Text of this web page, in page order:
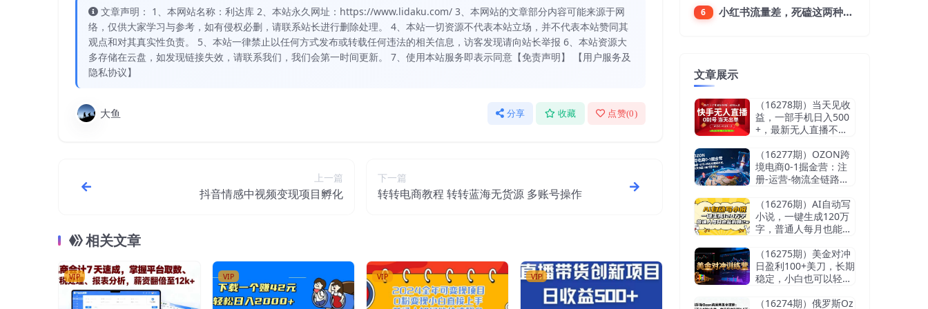
文章声明： 1、本网站名称：利达库 2、本站永久网址：https://www.lidaku.com/ 3、本网站的文章部分内容可能来源于网
络，仅供大家学习与参考，如有侵权必删，请联系站长进行删除处理。 4、本站一切资源不代表本站立场，并不代表本站赞同其
观点和对其真实性负责。 5、本站一律禁止以任何方式发布或转载任何违法的相关信息，访客发现请向站长举报 6、本站资源大
多存储在云盘，如发现链接失效，请联系我们，我们会第一时间更新。 7、使用本站服务即表示同意【免责声明】 【用户服务及
隐私协议】
大鱼 分享 收藏 点赞(0)
上一篇
抖音情感中视频变现项目孵化
下一篇
转转电商教程 转转蓝海无货源 多账号操作
相关文章
VIP VIP VIP VIP
6 小红书流量差，死磕这两种笔记就好
文章展示
（16278期）当天见收
益，一部手机日入500
+，最新无人直播不违
（16277期）OZON跨
境电商0-1掘金营：注
册-运营-物流全链路体
收8w
（16276期）AI自动写
小说，一键生成120万
字，普通人每月也能躺
（16275期）美金对冲
日盈利100+美刀，长期
稳定，小白也可以轻松
（16274期）俄罗斯Oz